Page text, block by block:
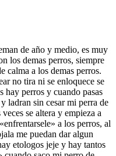
de año y medio, es muy
los demas perros, siempre
calma a los demas perros.
no tira ni se enloquece se
hay perros y cuando pasas
ladran sin cesar mi perra de
se altera y empieza a
a los perros, al
me puedan dar algun
etologos jeje y hay tantos